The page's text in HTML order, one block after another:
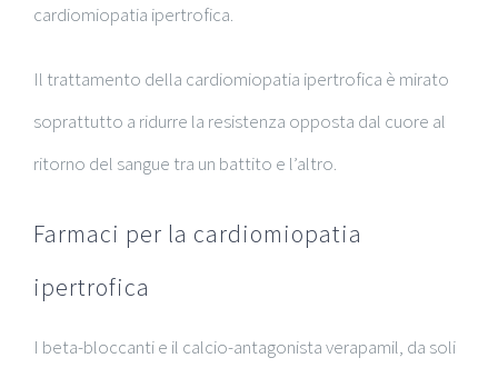
cardiomiopatia ipertrofica.
Il trattamento della cardiomiopatia ipertrofica è mirato
soprattutto a ridurre la resistenza opposta dal cuore al
ritorno del sangue tra un battito e l’altro.
Farmaci per la cardiomiopatia
ipertrofica
I beta-bloccanti e il calcio-antagonistaverapamil, da soli